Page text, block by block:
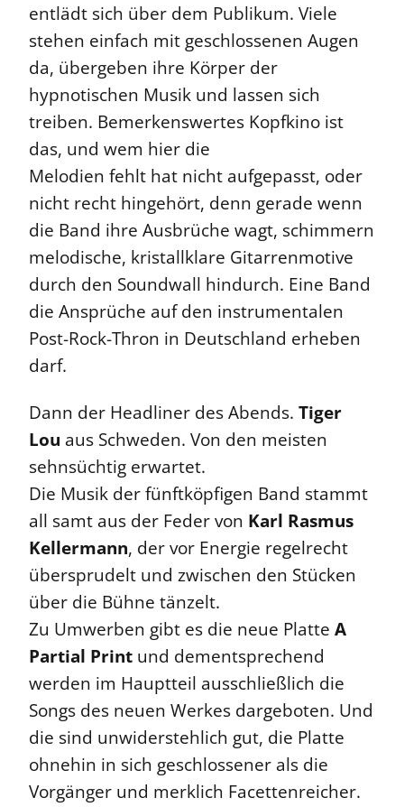
entlädt sich über dem Publikum. Viele
stehen einfach mit geschlossenen Augen
da, übergeben ihre Körper der
hypnotischen Musik und lassen sich
treiben. Bemerkenswertes Kopfkino ist
das, und wem hier die
Melodien fehlt hat nicht aufgepasst, oder
nicht recht hingehört, denn gerade wenn
die Band ihre Ausbrüche wagt, schimmern
melodische, kristallklare Gitarrenmotive
durch den Soundwall hindurch. Eine Band
die Ansprüche auf den instrumentalen
Post-Rock-Thron in Deutschland erheben
darf.
Dann der Headliner des Abends. Tiger
Lou aus Schweden. Von den meisten
sehnsüchtig erwartet.
Die Musik der fünftköpfigen Band stammt
all samt aus der Feder von Karl Rasmus
Kellermann, der vor Energie regelrecht
übersprudelt und zwischen den Stücken
über die Bühne tänzelt.
Zu Umwerben gibt es die neue Platte A
Partial Print und dementsprechend
werden im Hauptteil ausschließlich die
Songs des neuen Werkes dargeboten. Und
die sind unwiderstehlich gut, die Platte
ohnehin in sich geschlossener als die
Vorgänger und merklich Facettenreicher.